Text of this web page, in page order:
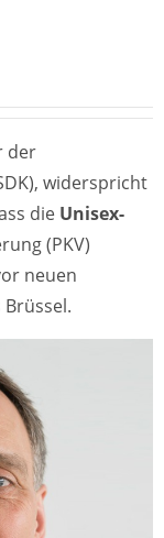
der
widerspricht
die Unisex-
(PKV)
neuen